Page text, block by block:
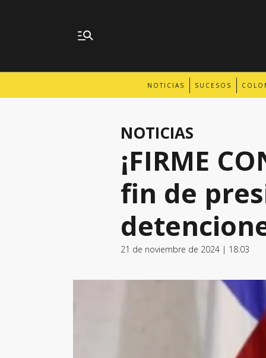
NOTICIAS SUCESOS
NOTICIAS
¡FIRME
fin de
21 de noviembre de 2024 | 18:03